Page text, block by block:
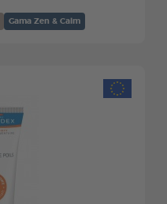
Gama Zen & Calm